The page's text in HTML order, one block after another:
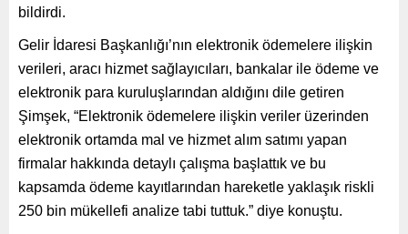
bildirdi.
Gelir İdaresi Başkanlığı’nın elektronik ödemelere ilişkin
verileri, aracı hizmet sağlayıcıları, bankalar ile ödeme ve
elektronik para kuruluşlarından aldığını dile getiren
Şimşek, “Elektronik ödemelere ilişkin veriler üzerinden
elektronik ortamda mal ve hizmet alım satımı yapan
firmalar hakkında detaylı çalışma başlattık ve bu
kapsamda ödeme kayıtlarından hareketle yaklaşık riskli
250 bin mükellefi analize tabi tuttuk.” diye konuştu.